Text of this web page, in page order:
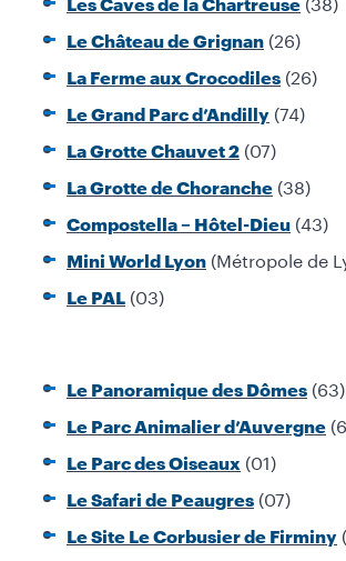
Les Caves de la Chartreuse
Le Château de Grignan (26)
La Ferme aux Crocodiles (26)
Le Grand Parc d’Andilly (74)
La Grotte Chauvet 2 (07)
La Grotte de Choranche (38)
Compostella – Hôtel-Dieu (43)
Mini World Lyon (Métropole de
Le PAL (03)
Le Panoramique des Dômes (63)
Le Parc Animalier d’Auvergne
Le Parc des Oiseaux (01)
Le Safari de Peaugres (07)
Le Site Le Corbusier de Firminy